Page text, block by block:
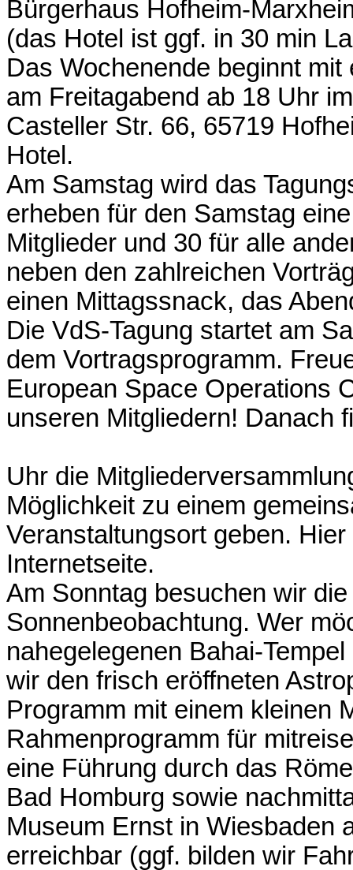
Bürgerhaus Hofheim-
(das Hotel ist ggf. in 30 min
Das Wochenende beginnt
am Freitagabend ab 18 Uhr
Casteller Str. 66, 65719
Hotel.
Am Samstag wird das
erheben für den Samstag
Mitglieder und 30 für alle
neben den zahlreichen
einen Mittagssnack, das
Die VdS-Tagung startet am
dem Vortragsprogramm.
European Space Operations
unseren Mitgliedern! Danach
Uhr die
Möglichkeit zu einem
Veranstaltungsort geben.
Internetseite.
Am Sonntag besuchen wir
Sonnenbeobachtung. Wer
nahegelegenen Bahai-
wir den frisch eröffneten
Programm mit einem kleinen
Rahmenprogramm für
eine Führung durch das
Bad Homburg sowie
Museum Ernst in Wiesbaden
erreichbar (ggf. bilden wir